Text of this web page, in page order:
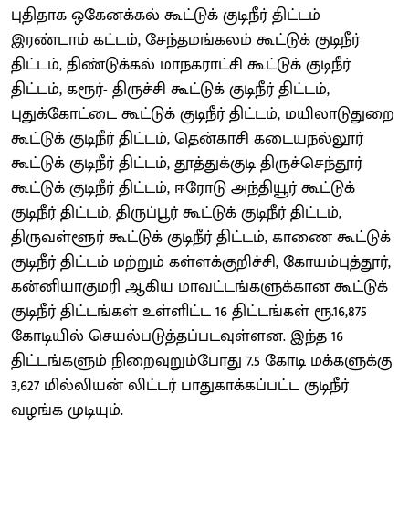
புதிதாக ஒகேனக்கல் கூட்டுக் குடிநீர் திட்டம்
இரண்டாம் கட்டம், சேந்தமங்கலம் கூட்டுக் குடிநீர்
திட்டம், திண்டுக்கல் மாநகராட்சி கூட்டுக் குடிநீர்
திட்டம், கரூர்- திருச்சி கூட்டுக் குடிநீர் திட்டம்,
புதுக்கோட்டை கூட்டுக் குடிநீர் திட்டம், மயிலாடுதுறை
கூட்டுக் குடிநீர் திட்டம், தென்காசி கடையநல்லூர்
கூட்டுக் குடிநீர் திட்டம், தூத்துக்குடி திருச்செந்தூர்
கூட்டுக் குடிநீர் திட்டம், ஈரோடு அந்தியூர் கூட்டுக்
குடிநீர் திட்டம், திருப்பூர் கூட்டுக் குடிநீர் திட்டம்,
திருவள்ளூர் கூட்டுக் குடிநீர் திட்டம், காணை கூட்டுக்
குடிநீர் திட்டம் மற்றும் கள்ளக்குறிச்சி, கோயம்புத்தூர்,
கன்னியாகுமரி ஆகிய மாவட்டங்களுக்கான கூட்டுக்
குடிநீர் திட்டங்கள் உள்ளிட்ட 16 திட்டங்கள் ரூ.16,875
கோடியில் செயல்படுத்தப்படவுள்ளன. இந்த 16
திட்டங்களும் நிறைவுறும்போது 7.5 கோடி மக்களுக்கு
3,627 மில்லியன் லிட்டர் பாதுகாக்கப்பட்ட குடிநீர்
வழங்க முடியும்.